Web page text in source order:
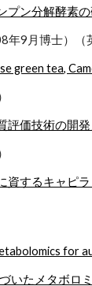
プン分解酵素の
年9月博士）（
green tea,
評価技術の開発
資するキャピ
for
いたメタボロ